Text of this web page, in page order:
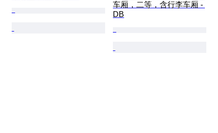
车厢，二等，含行李车厢 -
DB